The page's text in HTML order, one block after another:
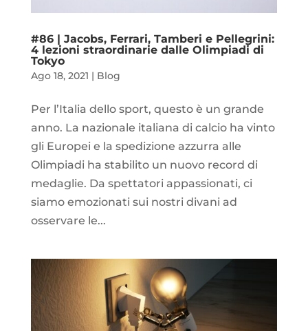
#86 | Jacobs, Ferrari, Tamberi e Pellegrini:
4 lezioni straordinarie dalle Olimpiadi di
Tokyo
Ago 18, 2021 | Blog
Per l’Italia dello sport, questo è un grande
anno. La nazionale italiana di calcio ha vinto
gli Europei e la spedizione azzurra alle
Olimpiadi ha stabilito un nuovo record di
medaglie. Da spettatori appassionati, ci
siamo emozionati sui nostri divani ad
osservare le...